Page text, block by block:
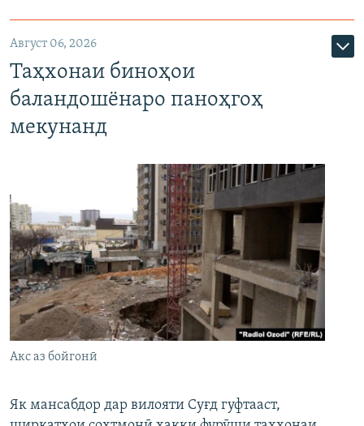
Август 06, 2026
Таҳхонаи биноҳои
баландошёнаро паноҳгоҳ
мекунанд
Акс аз бойгонӣ
Як мансабдор дар вилояти Суғд гуфтааст,